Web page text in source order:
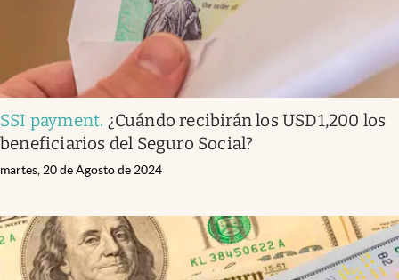
SSI payment. ¿Cuándo recibirán los USD1,200 los
beneficiarios del Seguro Social?
martes, 20 de Agosto de 2024